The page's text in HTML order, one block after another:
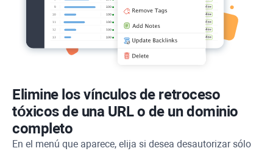
Elimine los vínculos de retroceso
tóxicos de una URL o de un dominio
completo
En el menú que aparece, elija si desea desautorizar sólo